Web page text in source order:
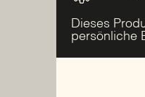
Dieses
persönliche